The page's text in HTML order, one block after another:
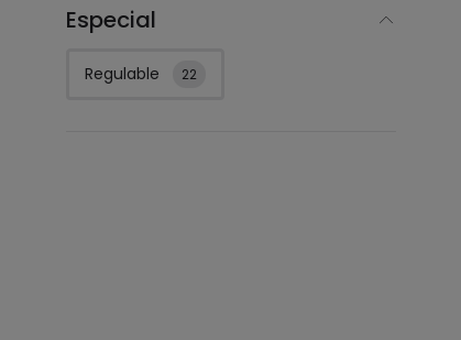
Especial
Regulable 22